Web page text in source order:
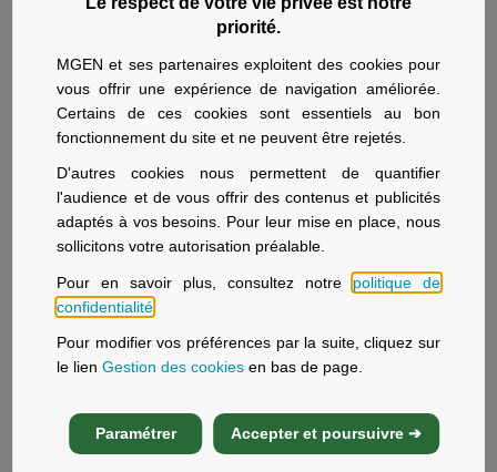
priorité.
MGEN et ses partenaires exploitent des cookies pour
vous offrir une expérience de navigation améliorée.
Certains de ces cookies sont essentiels au bon
fonctionnement du site et ne peuvent être rejetés.
D'autres cookies nous permettent de quantifier
l'audience et de vous offrir des contenus et publicités
adaptés à vos besoins. Pour leur mise en place, nous
sollicitons votre autorisation préalable.
Pour en savoir plus, consultez notre politique de
confidentialité
Pour modifier vos préférences par la suite, cliquez sur
le lienGestion des cookies en bas de page.
Paramétrer Accepter et poursuivre ➔
dites en déshérence, transférées par les assureurs et
les établissements financiers à la Caisse des Dépôts (loi
Eckert du 13 juin 2014).
En savoir plus